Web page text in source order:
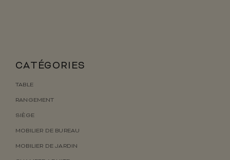
CATÉGORIES
TABLE
RANGEMENT
SIÈGE
MOBILIER DE BUREAU
MOBILIER DE JARDIN